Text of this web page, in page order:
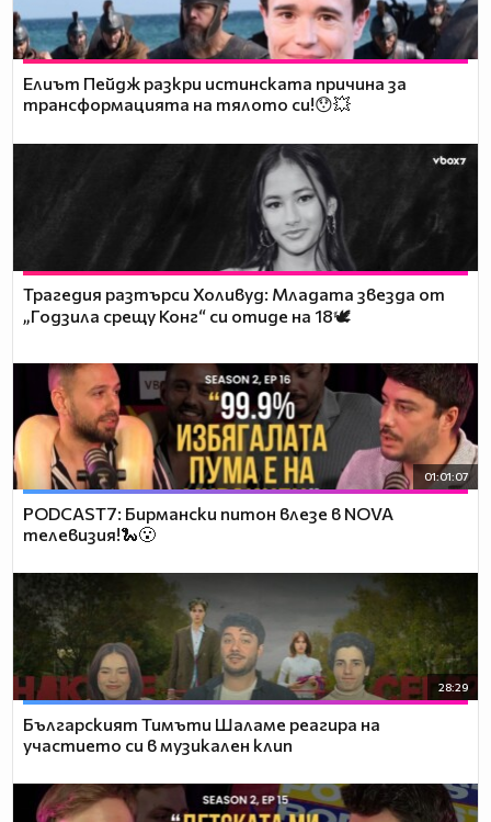
Елиът Пейдж разкри истинската причина за
трансформацията на тялото си!😯💥
Трагедия разтърси Холивуд: Младата звезда от
„Годзила срещу Конг“ си отиде на 18🕊️
01:01:07
PODCAST7: Бирмански питон влезе в NOVA
телевизия!🐍😮
28:29
Българският Тимъти Шаламе реагира на
участието си в музикален клип